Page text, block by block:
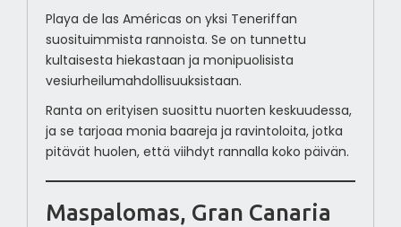
Playa de las Américas on yksi Teneriffan
suosituimmista rannoista. Se on tunnettu
kultaisesta hiekastaan ja monipuolisista
vesiurheilumahdollisuuksistaan.
Ranta on erityisen suosittu nuorten keskuudessa,
ja se tarjoaa monia baareja ja ravintoloita, jotka
pitävät huolen, että viihdyt rannalla koko päivän.
Maspalomas, Gran Canaria